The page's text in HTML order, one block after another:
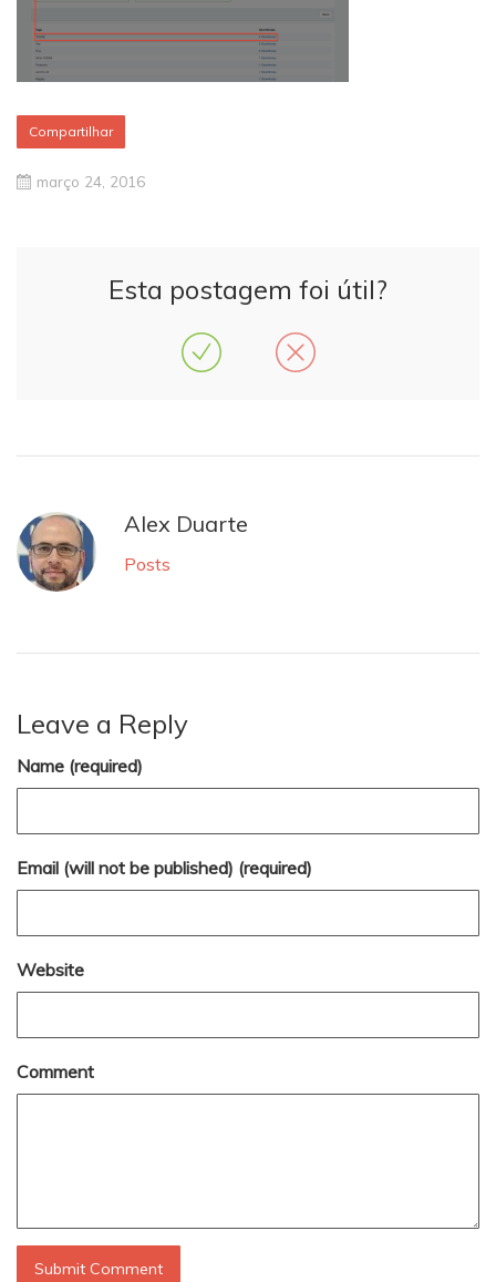
Compartilhar
março 24, 2016
Esta postagem foi útil?
Alex Duarte
Posts
Leave a Reply
Name (required)
Email (will not be published) (required)
Website
Comment